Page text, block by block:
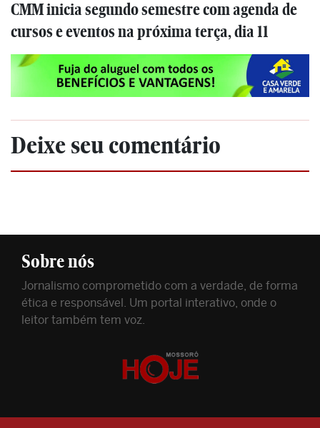
CMM inicia segundo semestre com agenda de
cursos e eventos na próxima terça, dia 11
Deixe seu comentário
Sobre nós
Jornalismo comprometido com a verdade, de forma
ética e responsável. Um portal interativo, onde o
leitor também tem voz.